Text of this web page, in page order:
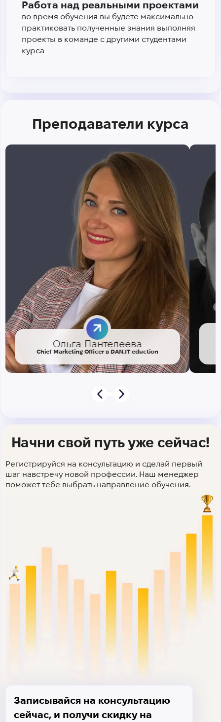
Работа над реальными проектами
во время обучения вы будете максимально
практиковать полученные знания выполняя
проекты в команде с другими студентами
курса
Преподаватели курса
Ольга Пантелеева
Chief Marketing Officer в DAN.IT eduction
Начни свой путь уже сейчас!
Регистрируйся на консультацию и сделай первый
шаг навстречу новой профессии. Наш менеджер
поможет тебе выбрать направление обучения.
Записывайся на консультацию
сейчас, и получи скидку на